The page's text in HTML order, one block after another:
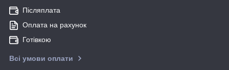
Післяплата
Оплата на рахунок
Готівкою
Всі умови оплати